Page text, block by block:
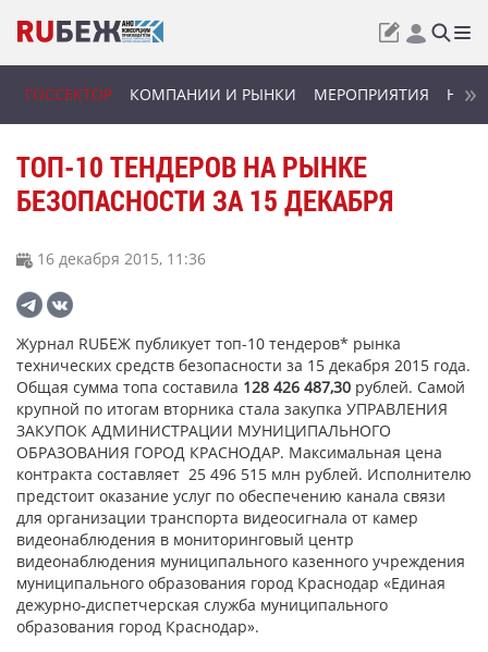
ГОССЕКТОР КОМПАНИИ И РЫНКИ МЕРОПРИЯТИЯ
ТОП-10 ТЕНДЕРОВ НА РЫНКЕ
БЕЗОПАСНОСТИ ЗА 15 ДЕКАБРЯ
16 декабря 2015, 11:36
Журнал RUБЕЖ публикует топ-10 тендеров* рынка
технических средств безопасности за 15 декабря 2015 года.
Общая сумма топа составила 128 426 487,30 рублей. Самой
крупной по итогам вторника стала закупка УПРАВЛЕНИЯ
ЗАКУПОК АДМИНИСТРАЦИИ МУНИЦИПАЛЬНОГО
ОБРАЗОВАНИЯ ГОРОД КРАСНОДАР. Максимальная цена
контракта составляет 25 496 515 млн рублей. Исполнителю
предстоит оказание услуг по обеспечению канала связи
для организации транспорта видеосигнала от камер
видеонаблюдения в мониторинговый центр
видеонаблюдения муниципального казенного учреждения
муниципального образования город Краснодар «Единая
дежурно-диспетчерская служба муниципального
образования город Краснодар».